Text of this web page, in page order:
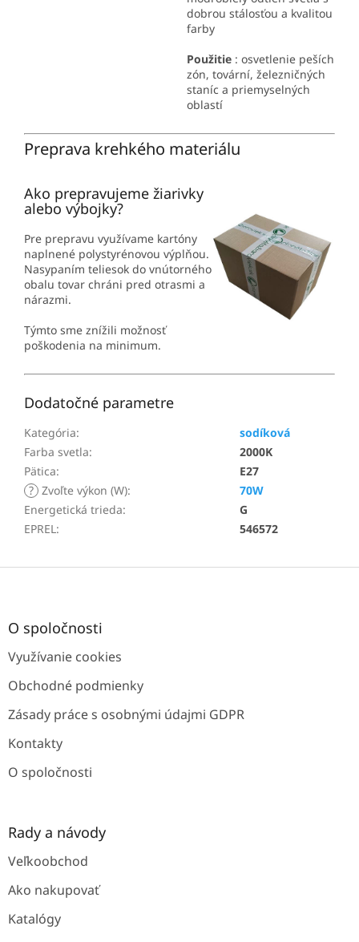
dobrou stálosťou a kvalitou
farby
Použitie : osvetlenie peších
zón, tovární, železničných
staníc a priemyselných
oblastí
Preprava krehkého materiálu
Ako prepravujeme žiarivky
alebo výbojky?
Pre prepravu využívame kartóny
naplnené polystyrénovou výplňou.
Nasypaním teliesok do vnútorného
obalu tovar chráni pred otrasmi a
nárazmi.
Týmto sme znížili možnosť
poškodenia na minimum.
Dodatočné parametre
Kategória:
sodíková
Farba svetla:
2000K
Pätica:
E27
? Zvoľte výkon (W):
70W
Energetická trieda:
G
EPREL : 546572
Z
O spoločnosti
Využívanie cookies
Obchodné podmienky
Zásady práce s osobnými údajmi GDPR
Kontakty
O spoločnosti
Rady a návody
Veľkoobchod
Ako nakupovať
Katalógy